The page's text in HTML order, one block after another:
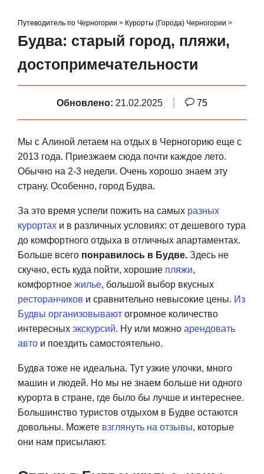
Путеводитель по Черногории > Курорты (Города) Черногории >
Будва: старый город, пляжи,
достопримечательности
Обновлено: 21.02.2025 75
Мы с Алиной летаем на отдых в Черногорию еще с
2013 года. Приезжаем сюда почти каждое лето.
Обычно на 2-3 недели. Очень хорошо знаем эту
страну. Особенно, город Будва.
За это время успели пожить на самых разных
курортах и в различных условиях: от дешевого тура
до комфортного отдыха в отличных апартаментах.
Больше всего понравилось в Будве. Здесь не
скучно, есть куда пойти, хорошие пляжи,
комфортное жилье, большой выбор вкусных
ресторанчиков и сравнительно невысокие цены. Из
Будвы организовывают огромное количество
интересных экскурсий. Ну или можно арендовать
авто и поездить самостоятельно.
Будва тоже не идеальна. Тут узкие улочки, много
машин и людей. Но мы не знаем больше ни одного
курорта в стране, где было бы лучше и интереснее.
Большинство туристов отдыхом в Будве остаются
довольны. Можете взглянуть на отзывы, которые
они нам присылают.